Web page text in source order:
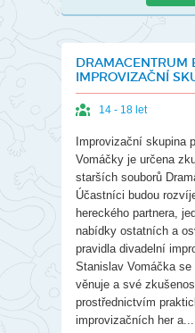
DRAMACENTRUM
IMPROVIZAČNÍ
14 - 18 let
Improvizační skupina
Vomáčky je určena
starších souborů
Účastníci budou
hereckého partnera,
nabídky ostatních a
pravidla divadelní
Stanislav Vomáčka
věnuje a své
prostřednictvím
improvizačních her a...